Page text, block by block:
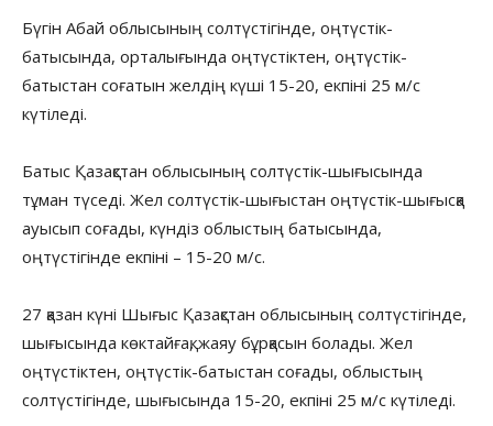
Бүгін Абай облысының солтүстігінде, оңтүстік-
батысында, орталығында оңтүстіктен, оңтүстік-
батыстан соғатын желдің күші 15-20, екпіні 25 м/с
күтіледі.
Батыс Қазақстан облысының солтүстік-шығысында
тұман түседі. Жел солтүстік-шығыстан оңтүстік-шығысқа
ауысып соғады, күндіз облыстың батысында,
оңтүстігінде екпіні – 15-20 м/с.
27 қазан күні Шығыс Қазақстан облысының солтүстігінде,
шығысында көктайғақ, жаяу бұрқасын болады. Жел
оңтүстіктен, оңтүстік-батыстан соғады, облыстың
солтүстігінде, шығысында 15-20, екпіні 25 м/с күтіледі.